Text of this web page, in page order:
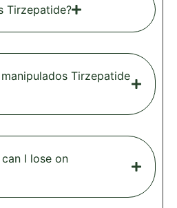
Tirzepatide?
Tirzepatide
I lose on